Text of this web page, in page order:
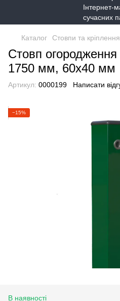
Каталог Стовпи та
Стовп
1750 мм, 60х40 мм
Артикул: 0000199 Написати
−15%
В наявності